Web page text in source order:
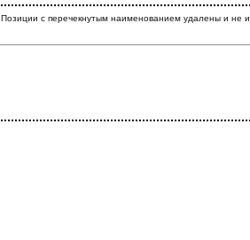
Позиции с перечекнутым наименованием удалены и не